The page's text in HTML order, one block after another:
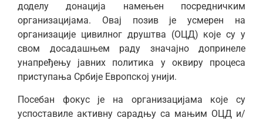
доделу донација намењен посредничким
организацијама. Овај позив је усмерен на
организације цивилног друштва (ОЦД) које су у
свом досадашњем раду значајно допринеле
унапређењу јавних политика у оквиру процеса
приступања Србије Европској унији.
Посебан фокус је на организацијама које су
успоставиле активну сарадњу са мањим ОЦД и/